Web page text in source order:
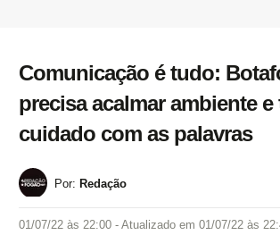
Comunicação é tudo:
precisa acalmar ambiente e
cuidado com as palavras
Por: Redação
01/07/22 às 22:00 - Atualizado em 01/07/22 às